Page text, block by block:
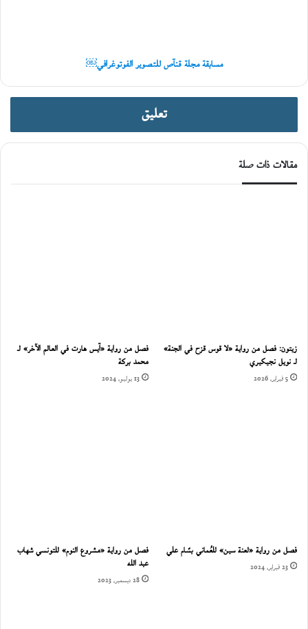
مسابقة مجلة قنآص للتصوير الفوتوغرافي￼
تعليق
مقالات ذات صلة
زيتون: فصل من رواية «لا قوس قزح في الجنة»
لـ نويل نجيكيري
5 فبراير، 2026
فصل من رواية «آيس هارت في العالم الآخر» لـ
محمد بركة
13 يوليو، 2024
فصل من رواية «لعنة سين» للعُماني بسّام علي
23 فبراير، 2024
فصل من رواية «مشروع النوم» للتونسي شهاب
عبد الله
28 ديسمبر، 2023